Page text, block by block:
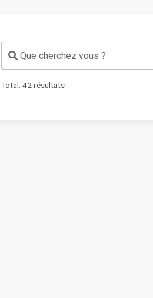
Que cherchez vous ?
Total: 42 résultats